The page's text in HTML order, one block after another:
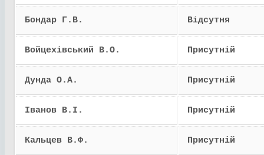
Бондар Г.В. Відсутня
Войцехівський В.О. Присутній
Дунда О.А. Присутній
Іванов В.І. Присутній
Кальцев В.Ф. Присутній